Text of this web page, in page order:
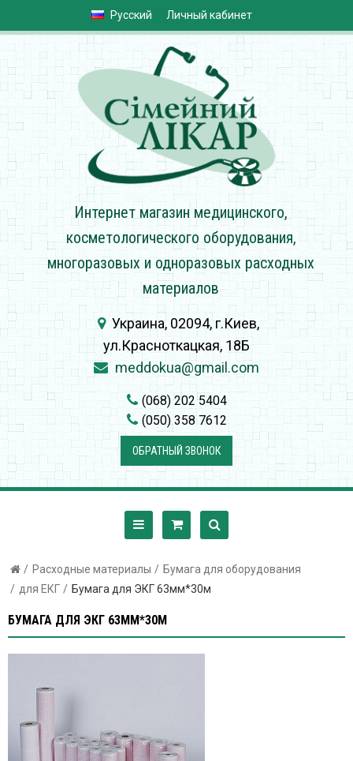
Русский Личный кабинет
Интернет магазин медицинского,
косметологического оборудования,
многоразовых и одноразовых расходных
материалов
Украина, 02094, г.Киев,
ул.Красноткацкая, 18Б
meddokua@gmail.com
(068) 202 5404
(050) 358 7612
ОБРАТНЫЙ ЗВОНОК
Расходные материалы
Бумага для оборудования
для ЕКГ
Бумага для ЭКГ 63мм*30м
БУМАГА ДЛЯ ЭКГ 63ММ*30М